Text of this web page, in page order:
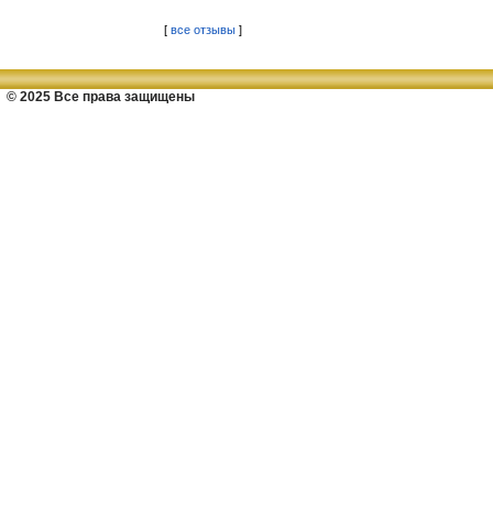
[ все отзывы ]
© 2025 Все права защищены